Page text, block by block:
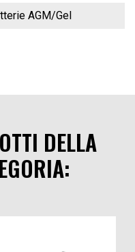
AGM/Gel
DELLA